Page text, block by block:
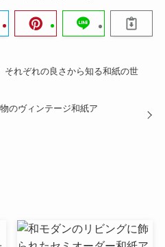
それぞれの良さから知る和紙の世
のヴィンテージ和紙ア